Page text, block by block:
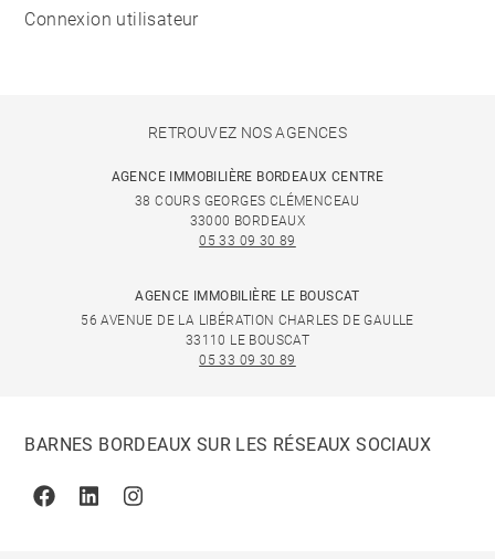
Connexion utilisateur
RETROUVEZ NOS AGENCES
AGENCE IMMOBILIÈRE BORDEAUX CENTRE
38 COURS GEORGES CLÉMENCEAU
33000 BORDEAUX
05 33 09 30 89
AGENCE IMMOBILIÈRE LE BOUSCAT
56 AVENUE DE LA LIBÉRATION CHARLES DE GAULLE
33110 LE BOUSCAT
05 33 09 30 89
BARNES BORDEAUX SUR LES RÉSEAUX SOCIAUX
FacebookLinkedinInstagram